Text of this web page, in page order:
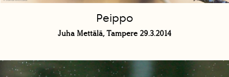
Peippo
Juha Mettälä, Tampere 29.3.2014